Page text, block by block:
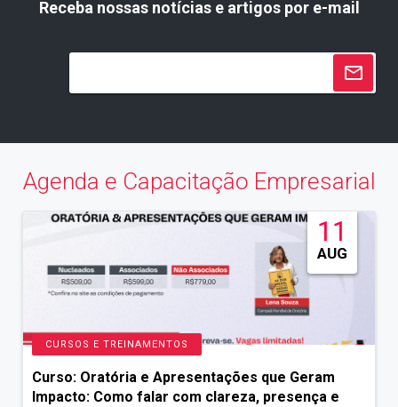
Receba nossas notícias e artigos por e-mail
Agenda e Capacitação Empresarial
11
AUG
CURSOS E TREINAMENTOS
Curso: Oratória e Apresentações que Geram
Impacto: Como falar com clareza, presença e